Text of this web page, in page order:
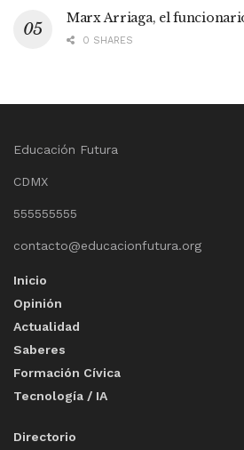
Marx Arriaga, el
0 SHARES
Educación Futura
CDMX
555555555
contacto@educacionfutura.org
Inicio
Opinión
Actualidad
Saberes
Formación Cívica
Tecnología / IA
Directorio